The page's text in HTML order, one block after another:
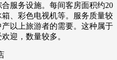
服务设施。每间客房面积约20
、彩色电视机等。服务质量较
以上旅游者的需要。这种属于
迎，数量较多。